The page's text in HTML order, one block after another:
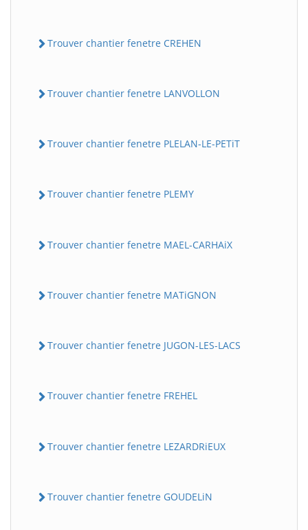
Trouver chantier fenetre CREHEN
Trouver chantier fenetre LANVOLLON
Trouver chantier fenetre PLELAN-LE-PETiT
Trouver chantier fenetre PLEMY
Trouver chantier fenetre MAEL-CARHAiX
Trouver chantier fenetre MATiGNON
Trouver chantier fenetre JUGON-LES-LACS
Trouver chantier fenetre FREHEL
Trouver chantier fenetre LEZARDRiEUX
Trouver chantier fenetre GOUDELiN